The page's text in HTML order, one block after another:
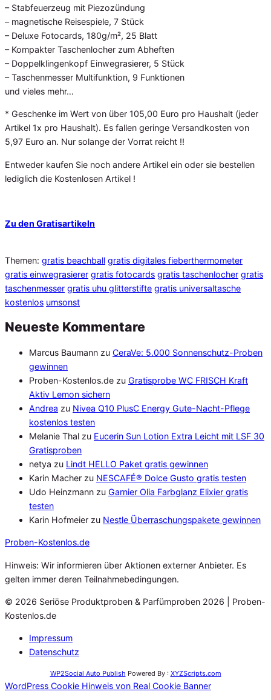
– Stabfeuerzeug mit Piezozündung
– magnetische Reisespiele, 7 Stück
– Deluxe Fotocards, 180g/m², 25 Blatt
– Kompakter Taschenlocher zum Abheften
– Doppelklingenkopf Einwegrasierer, 5 Stück
– Taschenmesser Multifunktion, 9 Funktionen
und vieles mehr…
* Geschenke im Wert von über 105,00 Euro pro Haushalt (jeder
Artikel 1x pro Haushalt). Es fallen geringe Versandkosten von
5,97 Euro an. Nur solange der Vorrat reicht !!
Entweder kaufen Sie noch andere Artikel ein oder sie bestellen
lediglich die Kostenlosen Artikel !
Zu den Gratisartikeln
Themen: gratis beachball gratis digitales fieberthermometer
gratis einwegrasierer gratis fotocards gratis taschenlocher gratis
taschenmesser gratis uhu glitterstifte gratis universaltasche
kostenlos umsonst
Neueste Kommentare
Marcus Baumann zu CeraVe: 5.000 Sonnenschutz-Proben
gewinnen
Proben-Kostenlos.de zu Gratisprobe WC FRISCH Kraft
Aktiv Lemon sichern
Andrea zu Nivea Q10 PlusC Energy Gute-Nacht-Pflege
kostenlos testen
Melanie Thal zu Eucerin Sun Lotion Extra Leicht mit LSF 30
Gratisproben
netya zu Lindt HELLO Paket gratis gewinnen
Karin Macher zu NESCAFÉ® Dolce Gusto gratis testen
Udo Heinzmann zu Garnier Olia Farbglanz Elixier gratis
testen
Karin Hofmeier zu Nestle Überraschungspakete gewinnen
Proben-Kostenlos.de
Hinweis: Wir informieren über Aktionen externer Anbieter. Es
gelten immer deren Teilnahmebedingungen.
© 2026 Seriöse Produktproben & Parfümproben 2026 | Proben-
Kostenlos.de
Impressum
Datenschutz
WP2Social Auto Publish Powered By : XYZScripts.com
WordPress Cookie Hinweis von Real Cookie Banner